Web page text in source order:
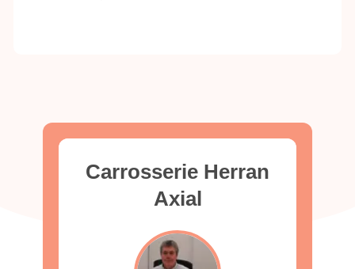
Carrosserie Herran
Axial